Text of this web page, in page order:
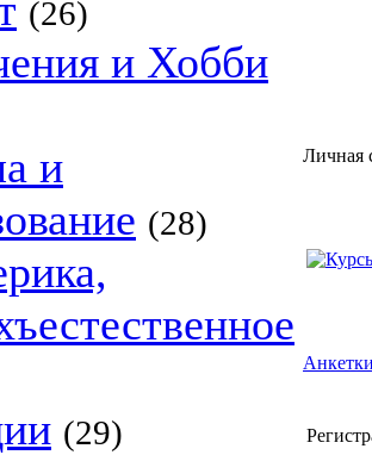
(26)
и Хобби
и
(28)
(29)
Личная